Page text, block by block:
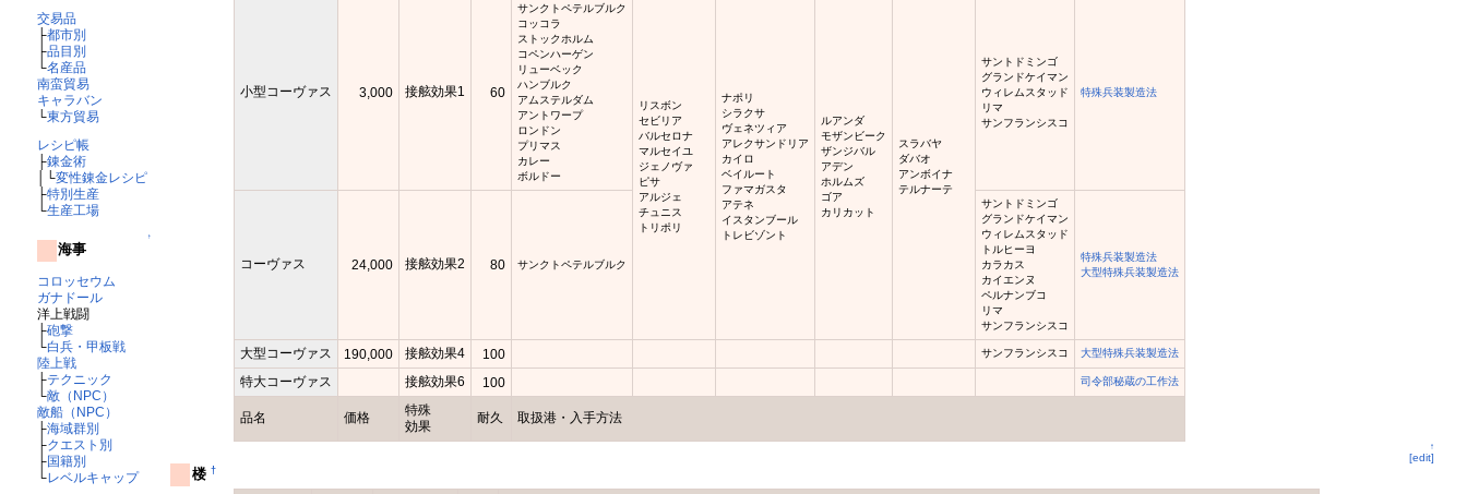
交易品
├都市別
├品目別
└名産品
南蛮貿易
キャラバン
└東方貿易
レシピ帳
├錬金術
│└変性錬金レシピ
├特別生産
└生産工場
↑
海事
コロッセウム
ガナドール
洋上戦闘
├砲撃
└白兵・甲板戦
陸上戦
├テクニック
└敵（NPC）
敵船（NPC）
├海域群別
├クエスト別
├国籍別
└レベルキャップ
品名 価格
特殊
効果
耐久 取扱港・入手方法
小型コーヴァス 3,000 接舷効果1 60
サンクトペテルブルク
コッコラ
ストックホルム
コペンハーゲン
リューベック
ハンブルク
アムステルダム
アントワープ
ロンドン
プリマス
カレー
ボルドー
リスボン
セビリア
バルセロナ
マルセイユ
ジェノヴァ
ピサ
アルジェ
チュニス
トリポリ
ナポリ
シラクサ
ヴェネツィア
アレクサンドリア
カイロ
ベイルート
ファマガスタ
アテネ
イスタンブール
トレビゾント
ルアンダ
モザンビーク
ザンジバル
アデン
ホルムズ
ゴア
カリカット
スラバヤ
ダバオ
アンボイナ
テルナーテ
サントドミンゴ
グランドケイマン
ウィレムスタッド
リマ
サンフランシスコ
特殊兵装製造法
コーヴァス 24,000 接舷効果2 80 サンクトペテルブルク
サントドミンゴ
グランドケイマン
ウィレムスタッド
トルヒーヨ
カラカス
カイエンヌ
ペルナンブコ
リマ
サンフランシスコ
特殊兵装製造法
大型特殊兵装製造法
大型コーヴァス 190,000 接舷効果4 100 サンフランシスコ 大型特殊兵装製造法
特大コーヴァス 接舷効果6 100 司令部秘蔵の工作法
↑
[edit]
楼 †